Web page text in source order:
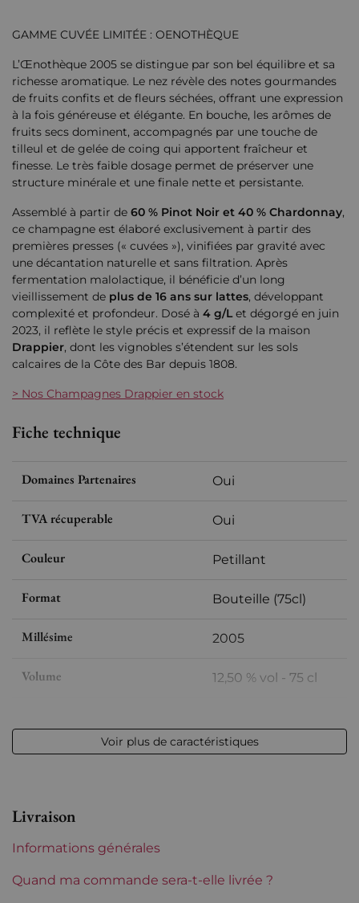
GAMME CUVÉE LIMITÉE : OENOTHÈQUE
L’Œnothèque 2005 se distingue par son bel équilibre et sa
richesse aromatique. Le nez révèle des notes gourmandes
de fruits confits et de fleurs séchées, offrant une expression
à la fois généreuse et élégante. En bouche, les arômes de
fruits secs dominent, accompagnés par une touche de
tilleul et de gelée de coing qui apportent fraîcheur et
finesse. Le très faible dosage permet de préserver une
structure minérale et une finale nette et persistante.
Assemblé à partir de 60 % Pinot Noir et 40 % Chardonnay,
ce champagne est élaboré exclusivement à partir des
premières presses (« cuvées »), vinifiées par gravité avec
une décantation naturelle et sans filtration. Après
fermentation malolactique, il bénéficie d’un long
vieillissement de plus de 16 ans sur lattes, développant
complexité et profondeur. Dosé à 4 g/Let dégorgé en juin
2023, il reflète le style précis et expressif de la maison
Drappier, dont les vignobles s’étendent sur les sols
calcaires de la Côte des Bar depuis 1808.
> Nos Champagnes Drappier en stock
Fiche technique
Domaines Partenaires Oui
TVA récuperable Oui
Couleur Petillant
Format Bouteille (75cl)
Millésime 2005
Volume 12,50 % vol - 75 cl
Niveau Parfait
Incompatibilite coffret bois Oui
Voir plus de caractéristiques
Livraison
Informations générales
Quand ma commande sera-t-elle livrée ?